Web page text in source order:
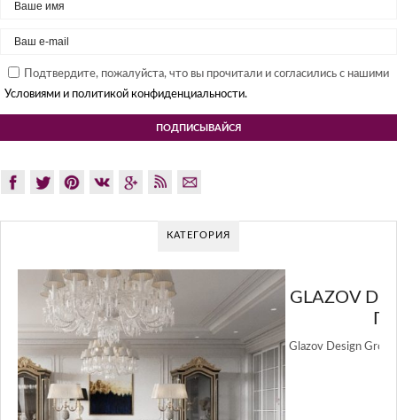
Подтвердите, пожалуйста, что вы прочитали и согласились с нашими
Условиями и политикой конфиденциальности.
КАТЕГОРИЯ